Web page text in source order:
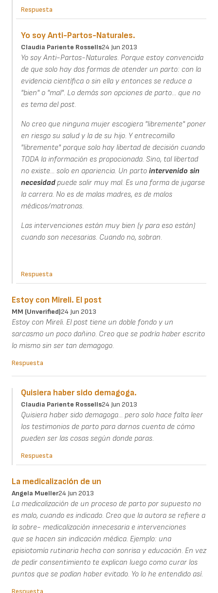
Respuesta
Yo soy Anti-Partos-Naturales.
Claudia Pariente Rossells24 Jun 2013
Yo soy Anti-Partos-Naturales. Porque estoy convencida
de que solo hay dos formas de atender un parto: con la
evidencia científica o sin ella y entonces se reduce a
"bien" o "mal". Lo demás son opciones de parto... que no
es tema del post.
No creo que ninguna mujer escogiera "libremente" poner
en riesgo su salud y la de su hijo. Y entrecomillo
"libremente" porque solo hay libertad de decisión cuando
TODA la información es propocionada. Sino, tal libertad
no existe... solo en apariencia. Un parto intervenido sin
necesidadpuede salir muy mal. Es una forma de jugarse
la carrera. No es de malas madres, es de malos
médicos/matronas.
Las intervenciones están muy bien (y para eso están)
cuando son necesarias. Cuando no, sobran.
Respuesta
Estoy con Mireli. El post
MM (unverified)24 Jun 2013
Estoy con Mireli. El post tiene un doble fondo y un
sarcasmo un poco dañino. Creo que se podría haber escrito
lo mismo sin ser tan demagogo.
Respuesta
Quisiera haber sido demagoga.
Claudia Pariente Rossells24 Jun 2013
Quisiera haber sido demagoga... pero solo hace falta leer
los testimonios de parto para darnos cuenta de cómo
pueden ser las cosas según donde paras.
Respuesta
La medicalización de un
Angela Mueller24 Jun 2013
La medicalización de un proceso de parto por supuesto no
es malo, cuando es indicado. Creo que la autora se refiere a
la sobre- medicalización innecesaria e intervenciones
que se hacen sin indicación médica. Ejemplo: una
episiotomía rutinaria hecha con sonrisa y educación. En vez
de pedir consentimiento te explican luego como curar los
puntos que se podían haber evitado. Yo lo he entendido así.